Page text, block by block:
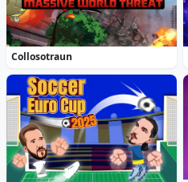
Collosotraun